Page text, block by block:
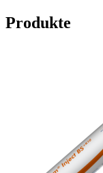
Produkte